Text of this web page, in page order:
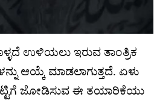
ಉಳಿಯಲು ಇರುವ ತಾಂತ್ರಿಕ
ಆಯ್ಕೆ ಮಾಡಲಾಗುತ್ತದೆ. ಏಳು
ಜೋಡಿಸುವ ಈ ತಯಾರಿಕೆಯು